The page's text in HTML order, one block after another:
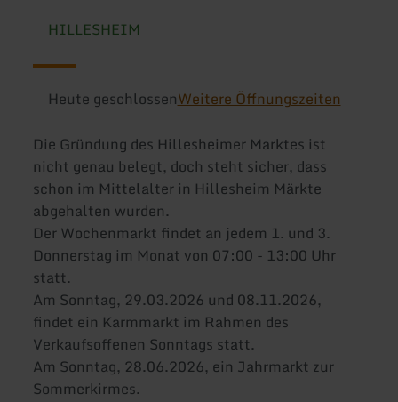
HILLESHEIM
Heute geschlossenWeitere Öffnungszeiten
Die Gründung des Hillesheimer Marktes ist
nicht genau belegt, doch steht sicher, dass
schon im Mittelalter in Hillesheim Märkte
abgehalten wurden.
Der Wochenmarkt findet an jedem 1. und 3.
Donnerstag im Monat von 07:00 - 13:00 Uhr
statt.
Am Sonntag, 29.03.2026 und 08.11.2026,
findet ein Karmmarkt im Rahmen des
Verkaufsoffenen Sonntags statt.
Am Sonntag, 28.06.2026, ein Jahrmarkt zur
Sommerkirmes.